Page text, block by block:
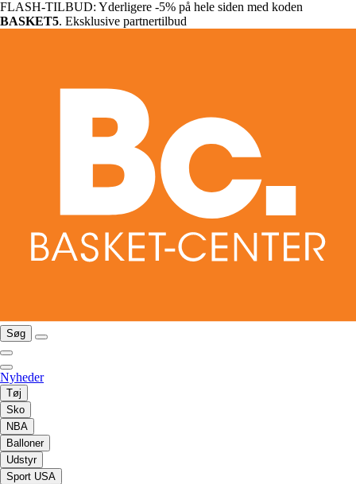
FLASH-TILBUD: Yderligere -5% på hele siden med koden
BASKET5. Eksklusive partnertilbud
Søg
Nyheder
Tøj
Sko
NBA
Balloner
Udstyr
Sport USA